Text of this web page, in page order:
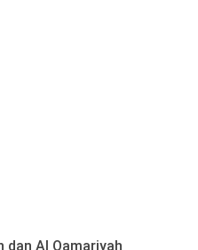
dan Al Qamariyah